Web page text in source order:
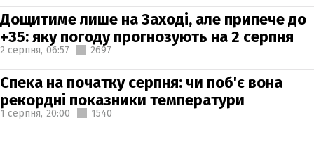
Дощитиме лише на Заході, але припече до
+35: яку погоду прогнозують на 2 серпня
2 серпня, 06:57 2697
Спека на початку серпня: чи поб'є вона
рекордні показники температури
1 серпня, 20:00 1540